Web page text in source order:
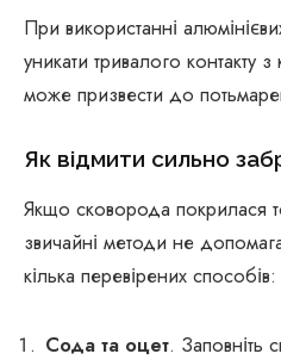
При використанні
уникати тривалого контакту
може призвести до
Як відмити сильно
Якщо сковорода покрилася
звичайні методи не
кілька перевірених способів:
Сода та оцет. Заповніть